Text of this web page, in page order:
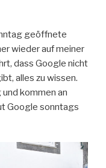
geöffnete
wieder auf meiner
dass Google nicht
alles zu wissen.
kommen an
Google sonntags